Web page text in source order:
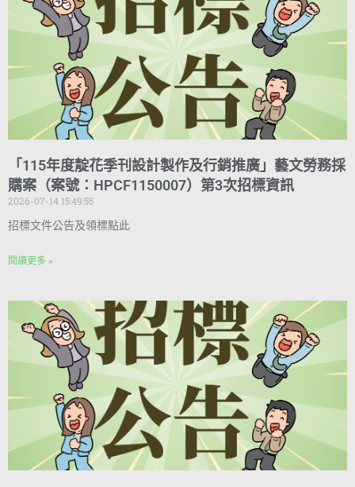
「115年度靛花季刊設計製作及行銷推廣」藝文勞務採
購案（案號：HPCF1150007）第3次招標資訊
2026-07-14 15:49:55
招標文件公告及領標點此
閱讀更多 »